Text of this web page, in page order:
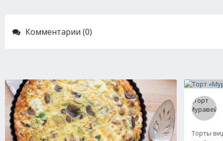
Комментарии (0)
Торты